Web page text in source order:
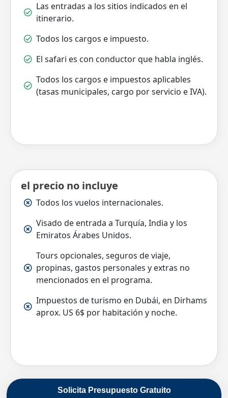
Las entradas a los sitios indicados en el
itinerario.
Todos los cargos e impuesto.
El safari es con conductor que habla inglés.
Todos los cargos e impuestos aplicables
(tasas municipales, cargo por servicio e IVA).
el precio no incluye
Todos los vuelos internacionales.
Visado de entrada a Turquía, India y los
Emiratos Árabes Unidos.
Tours opcionales, seguros de viaje,
propinas, gastos personales y extras no
mencionados en el programa.
Impuestos de turismo en Dubái, en Dirhams
aprox. US 6$ por habitación y noche.
Solicita Presupuesto Gratuito